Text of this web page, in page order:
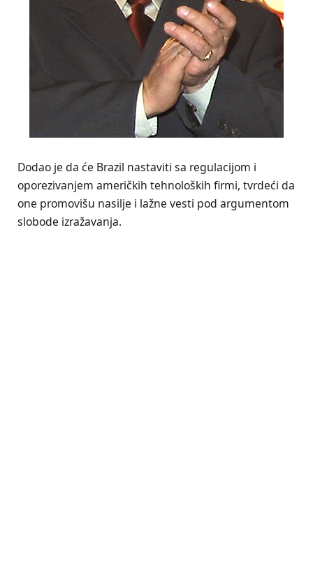
Dodao je da će Brazil nastaviti sa regulacijom i
oporezivanjem američkih tehnoloških firmi, tvrdeći da
one promovišu nasilje i lažne vesti pod argumentom
slobode izražavanja.